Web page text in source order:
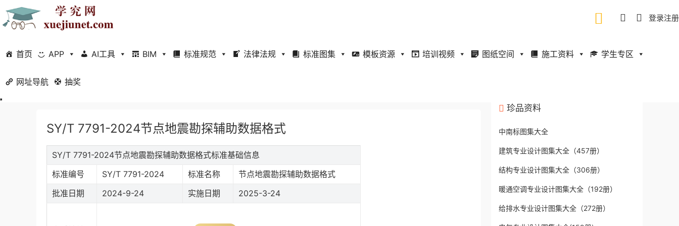
登录注册
首页 APP AI工具 BIM 标准规范 法律法规 标准图集 模板资源 培训视频 图纸空间 施工资料 学生专区
网址导航 抽奖
当前位置：首页
SY/T 7791-2024节点地震勘探辅助数据格式
SY/T 7791-2024节点地震勘探辅助数据格式标准基础信息
标准编号
SY/T 7791-2024 标准名称
节点地震勘探辅助数据格式
批准日期
2024-9-24 实施日期 2025-3-24
珍品资料
中南标图集大全
建筑专业设计图集大全（457册）
结构专业设计图集大全（306册）
暖通空调专业设计图集大全（192册）
给排水专业设计图集大全（272册）